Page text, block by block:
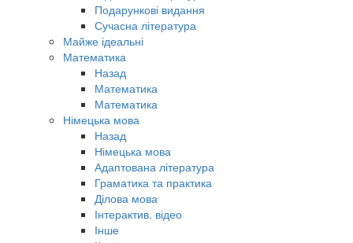
Подарункові видання
Сучасна література
Майже ідеальні
Математика
Назад
Математика
Математика
Німецька мова
Назад
Німецька мова
Адаптована література
Граматика та практика
Ділова мова
Інтерактив. відео
Інше